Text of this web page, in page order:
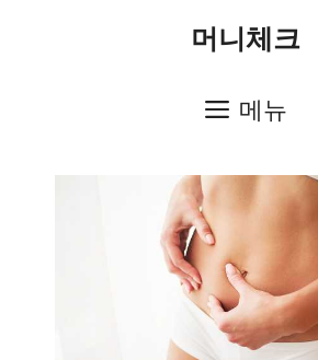
머니체크
메뉴